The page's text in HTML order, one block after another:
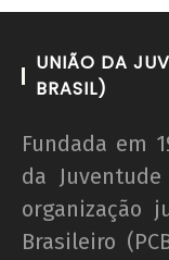
UNIÃO DA
BRASIL)
Fundada em
da
organização
Brasileiro